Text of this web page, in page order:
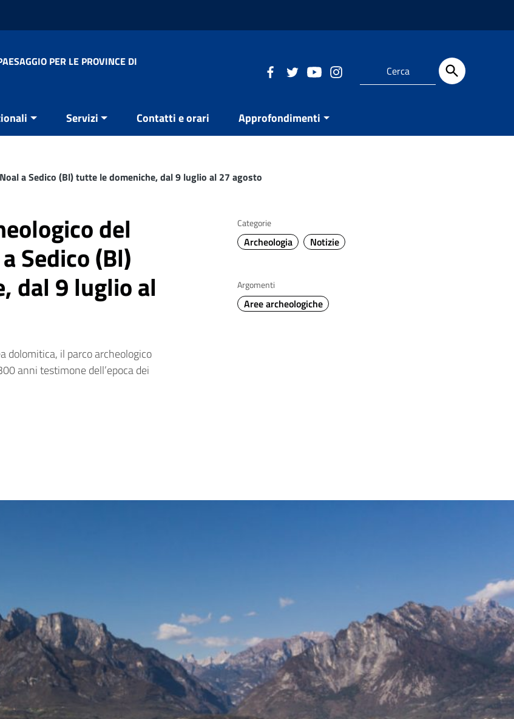
PER LE PROVINCE DI
Servizi Contatti e orari Approfondimenti
a Sedico (Bl) tutte le domeniche, dal 9 luglio al 27 agosto
del
Sedico (Bl)
dal 9 luglio al
dolomitica, il parco archeologico
anni testimone dell’epoca dei
Categorie
Archeologia Notizie
Argomenti
Aree archeologiche